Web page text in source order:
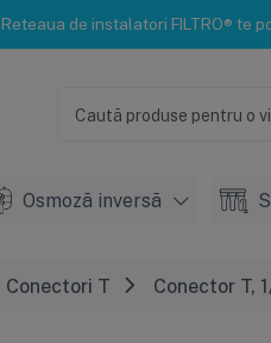
Reteaua de instalatori FILTRO® te poate ajuta cu instalarea
Osmoză inversă
Conectori T Conector T,